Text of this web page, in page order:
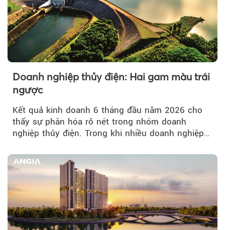
Doanh nghiệp thủy điện: Hai gam màu trái
ngược
Kết quả kinh doanh 6 tháng đầu năm 2026 cho
thấy sự phân hóa rõ nét trong nhóm doanh
nghiệp thủy điện. Trong khi nhiều doanh nghiệp